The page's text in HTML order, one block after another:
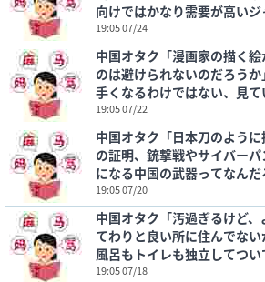
向けではかなり需要が高いジ
19:05 07/24
中国オタク「漫画家の描く
のは避けられないのだろう
手くなるわけではない、見
けではないからね」
19:05 07/22
中国オタク「日本刀のよう
の証明、銃撃戦やサイバー
になる中国の武器ってなんだ
19:05 07/20
中国オタク「汚過ぎるけど
てわりと良い所に住んでな
風呂もトイレも独立してつ
ンダがある……」
19:05 07/18